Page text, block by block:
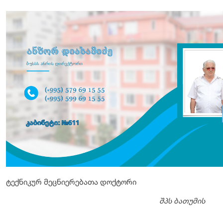
ტექნიკურ მეცნიერებათა დოქტორი
შპს ბათუმის